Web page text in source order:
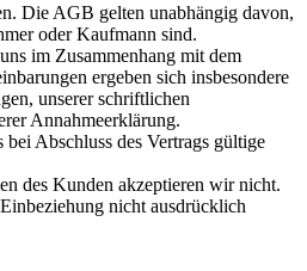
Die AGB gelten unabhängig davon,
oder Kaufmann sind.
im Zusammenhang mit dem
ergeben sich insbesondere
unserer schriftlichen
Annahmeerklärung.
Abschluss des Vertrags gültige
des Kunden akzeptieren wir nicht.
nicht ausdrücklich